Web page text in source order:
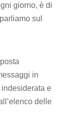
giorno, è di
sul
in
e
delle